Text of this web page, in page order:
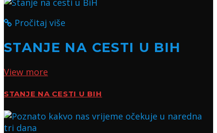
Pročitaj više
STANJE NA CESTI U BIH
View more
STANJE NA CESTI U BIH